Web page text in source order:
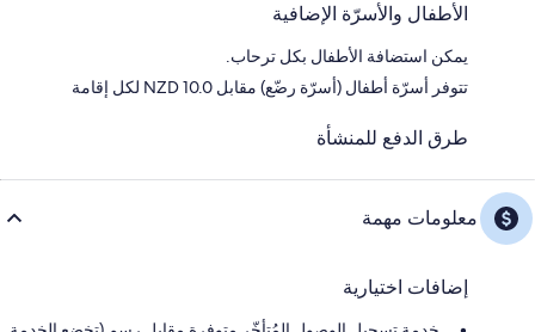
الأطفال والأسرّة الإضافية
يمكن استضافة الأطفال بكل ترحاب.
تتوفر أسرّة أطفال (أسرّة رضّع) مقابل NZD 10.0 لكل إقامة
طرق الدفع للمنشأة
معلومات مهمة
إضافات اختيارية